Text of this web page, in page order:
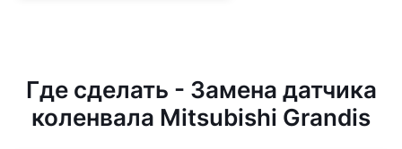
Где сделать - Замена датчика
коленвала Mitsubishi Grandis